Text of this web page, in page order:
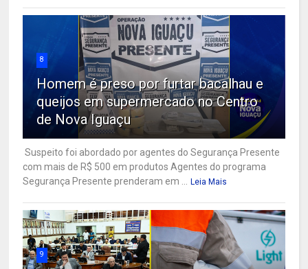
8
Homem é preso por furtar bacalhau e
queijos em supermercado no Centro
de Nova Iguaçu
Suspeito foi abordado por agentes do Segurança Presente
com mais de R$ 500 em produtos Agentes do programa
Segurança Presente prenderam em ...
Leia Mais
9